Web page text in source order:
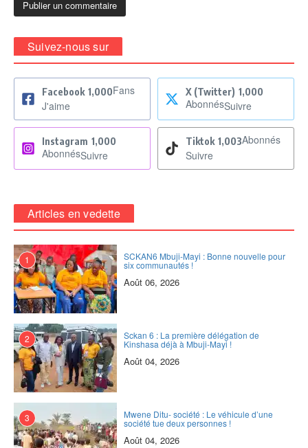
Suivez-nous sur
Facebook 1,000Fans
J'aime
X (Twitter) 1,000
AbonnésSuivre
Instagram 1,000
AbonnésSuivre
Tiktok 1,003Abonnés
Suivre
Articles en vedette
1 SCKAN6 Mbuji-Mayi : Bonne nouvelle pour
six communautés !
Août 06, 2026
2 Sckan 6 : ‎La première délégation de
Kinshasa déjà à Mbuji-Mayi !
Août 04, 2026
3 Mwene Ditu- société : Le véhicule d’une
société tue deux personnes !
Août 04, 2026